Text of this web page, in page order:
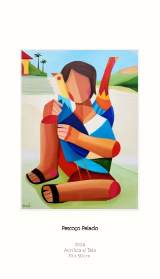
Pescoço Pelado
2024
Acrílica s/ Tela
70 x 50 cm